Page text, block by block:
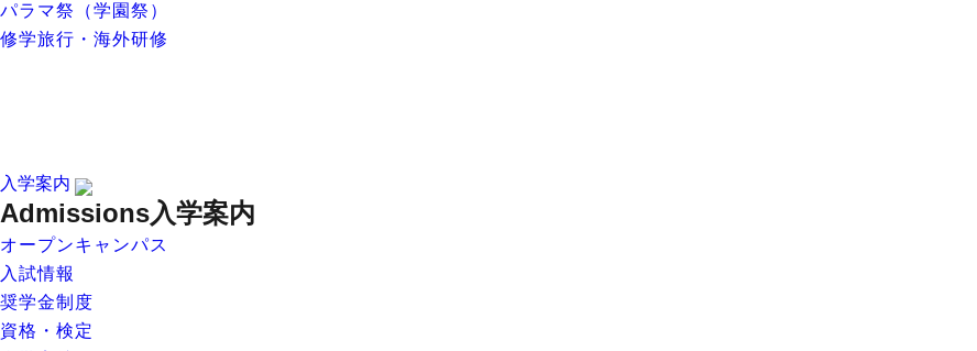
パラマ祭（学園祭）
修学旅行・海外研修
入学案内
Admissions入学案内
オープンキャンパス
入試情報
奨学金制度
資格・検定